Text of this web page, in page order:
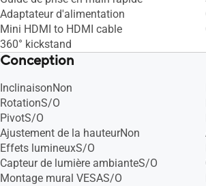
Adaptateur d'alimentation
Mini HDMI to HDMI cable
360° kickstand
Conception
InclinaisonNon
RotationS/O
PivotS/O
Ajustement de la hauteurNon
Effets lumineuxS/O
Capteur de lumière ambianteS/O
Montage mural VESAS/O